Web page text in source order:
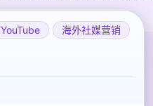
海外社媒营销